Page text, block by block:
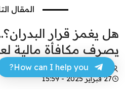
المقال
هل يغمز قرار
يصرف مكافأة مالية
عباس مهدي
27 فبراير 2025 - 15:59
How can I help you?